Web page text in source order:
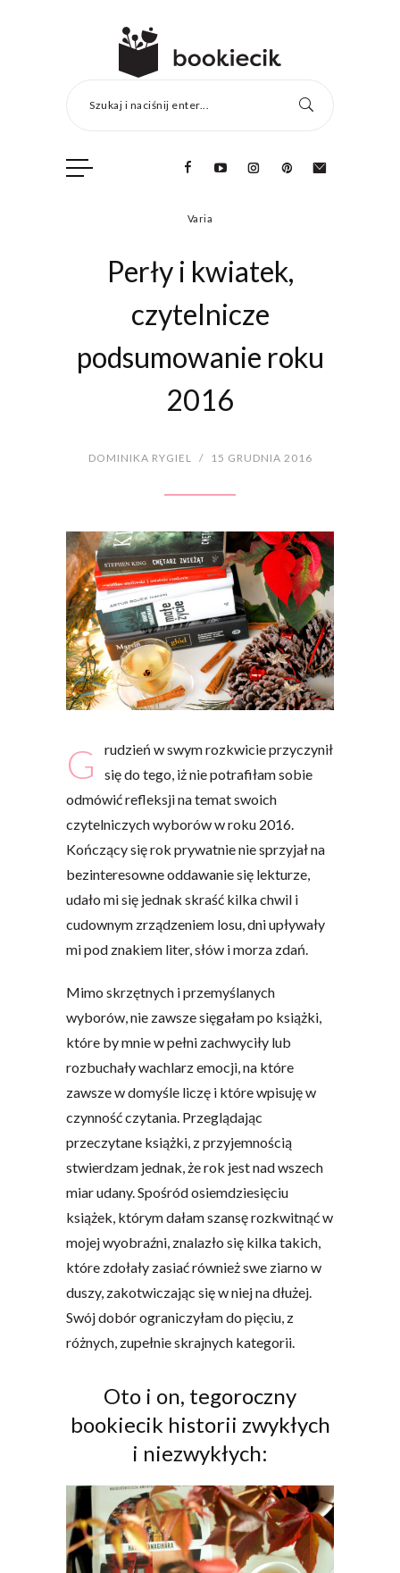
Szukaj i naciśnij enter...
Varia
Perły i kwiatek,
czytelnicze
podsumowanie roku
2016
DOMINIKA RYGIEL / 15 GRUDNIA 2016
Grudzień w swym rozkwicie przyczynił
się do tego, iż nie potrafiłam sobie
odmówić refleksji na temat swoich
czytelniczych wyborów w roku 2016.
Kończący się rok prywatnie nie sprzyjał na
bezinteresowne oddawanie się lekturze,
udało mi się jednak skraść kilka chwil i
cudownym zrządzeniem losu, dni upływały
mi pod znakiem liter, słów i morza zdań.
Mimo skrzętnych i przemyślanych
wyborów, nie zawsze sięgałam po książki,
które by mnie w pełni zachwyciły lub
rozbuchały wachlarz emocji, na które
zawsze w domyśle liczę i które wpisuję w
czynność czytania. Przeglądając
przeczytane książki, z przyjemnością
stwierdzam jednak, że rok jest nad wszech
miar udany. Spośród osiemdziesięciu
książek, którym dałam szansę rozkwitnąć w
mojej wyobraźni, znalazło się kilka takich,
które zdołały zasiać również swe ziarno w
duszy, zakotwiczając się w niej na dłużej.
Swój dobór ograniczyłam do pięciu, z
różnych, zupełnie skrajnych kategorii.
Oto i on, tegoroczny
bookiecik historii zwykłych
i niezwykłych: